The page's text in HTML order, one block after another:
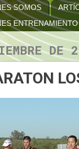
SOMOS
ENTRENAMIENTO
DE